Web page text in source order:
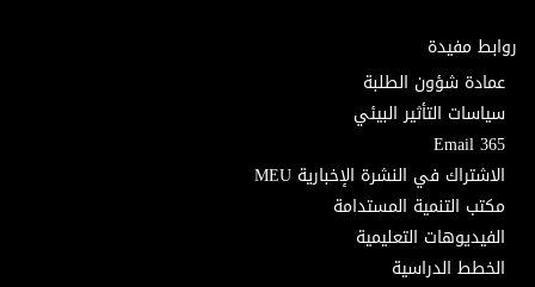
روابط مفيدة
عمادة شؤون الطلبة
سياسات التأثير البيئي
Email 365
الاشتراك في النشرة الإخبارية MEU
مكتب التنمية المستدامة
الفيديوهات التعليمية
الخطط الدراسية